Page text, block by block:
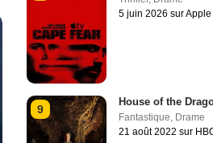
5 juin 2026 sur Apple
9
House of the
Fantastique, Drame
21 août 2022 sur